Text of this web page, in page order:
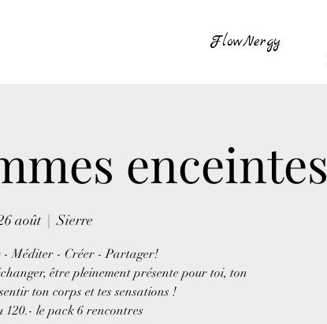
FlowNergy
enceintes
août
  |
Sierre
- Méditer - Créer - Partager!
être pleinement présente pour toi, ton
ton corps et tes sensations !
120.- le pack 6 rencontres